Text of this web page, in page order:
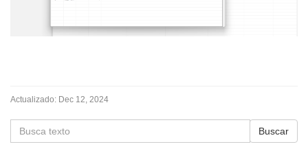
Actualizado: Dec 12, 2024